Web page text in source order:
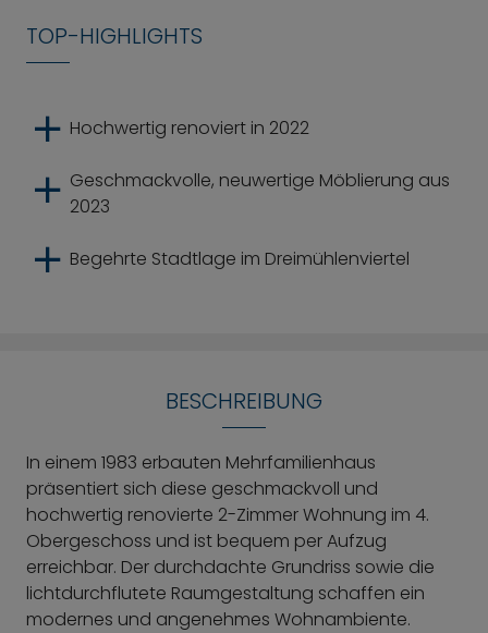
TOP-HIGHLIGHTS
Hochwertig renoviert in 2022
Geschmackvolle, neuwertige Möblierung aus
2023
Begehrte Stadtlage im Dreimühlenviertel
BESCHREIBUNG
In einem 1983 erbauten Mehrfamilienhaus
präsentiert sich diese geschmackvoll und
hochwertig renovierte 2-Zimmer Wohnung im 4.
Obergeschoss und ist bequem per Aufzug
erreichbar. Der durchdachte Grundriss sowie die
lichtdurchflutete Raumgestaltung schaffen ein
modernes und angenehmes Wohnambiente.